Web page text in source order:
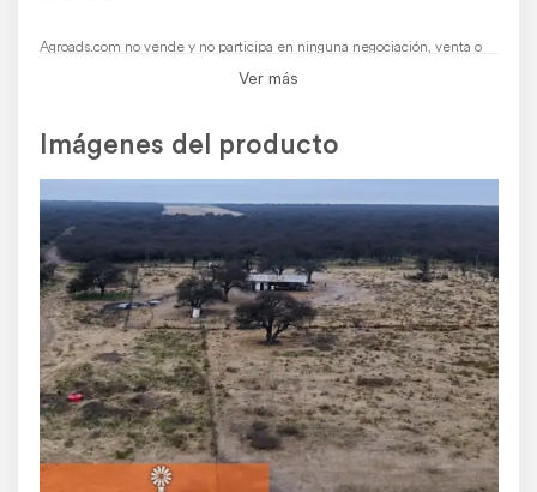
Agroads.com no vende y no participa en ninguna negociación, venta o
perfeccionamiento de operaciones de este aviso.
El usuario asume toda la responsabilidad por la publicación.
Ver más
Imágenes del producto